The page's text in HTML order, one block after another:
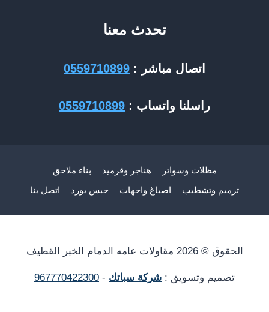
تحدث معنا
اتصال مباشر : 0559710899
راسلنا واتساب : 0559710899
مظلات وسواتر هناجر وقرميد
بناء ملاحق
ترميم وتشطيب
اصباغ واجهات جبس بورد اتصل بنا
الحقوق © 2026 مقاولات عامه الدمام الخبر القطيف
تصميم وتسويق : شركة سباتك -
967770422300